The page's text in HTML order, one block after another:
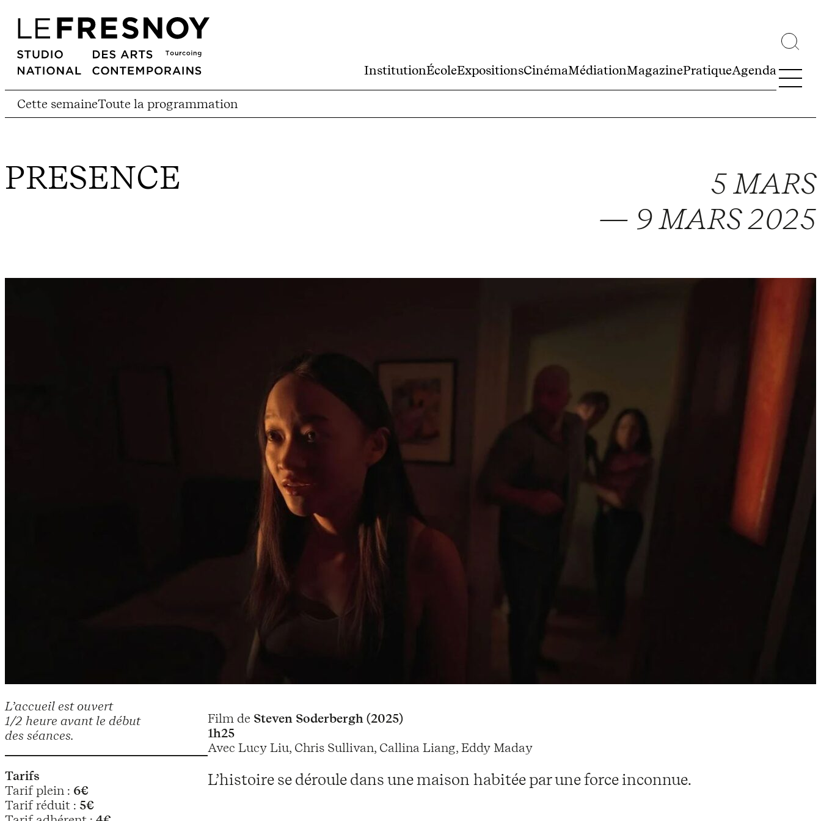
InstitutionÉcoleExpositionsCinémaMédiationMagazinePratiqueAgenda
Cette semaineToute la programmation
PRESENCE
5 MARS
— 9 MARS 2025
L’accueil est ouvert
1/2 heure avant le début
des séances.
Tarifs
Tarif plein : 6€
Tarif réduit : 5€
Film de Steven Soderbergh (2025)
1h25
Avec Lucy Liu, Chris Sullivan, Callina Liang, Eddy Maday
L’histoire se déroule dans une maison habitée par une force inconnue.